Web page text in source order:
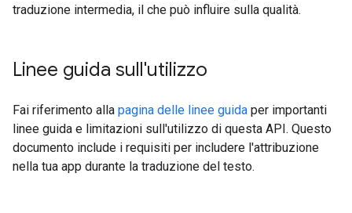
traduzione intermedia, il che può influire sulla qualità.
Linee guida sull'utilizzo
Fai riferimento alla pagina delle linee guida per importanti
linee guida e limitazioni sull'utilizzo di questa API. Questo
documento include i requisiti per includere l'attribuzione
nella tua app durante la traduzione del testo.